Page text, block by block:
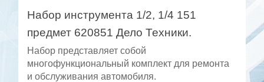
Набор инструмента 1/2, 1/4 151
предмет 620851 Дело Техники.
Набор представляет собой
многофункциональный комплект для ремонта
и обслуживания автомобиля.